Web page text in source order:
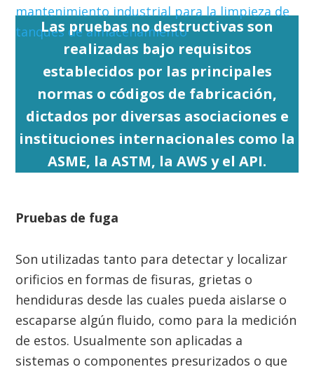
mantenimiento industrial para la limpieza de
tanques de almacenamiento
Las pruebas no destructivas son
realizadas bajo requisitos
establecidos por las principales
normas o códigos de fabricación,
dictados por diversas asociaciones e
instituciones internacionales como la
ASME, la ASTM, la AWS y el API.
Pruebas de fuga
Son utilizadas tanto para detectar y localizar
orificios en formas de fisuras, grietas o
hendiduras desde las cuales pueda aislarse o
escaparse algún fluido, como para la medición
de estos. Usualmente son aplicadas a
sistemas o componentes presurizados o que